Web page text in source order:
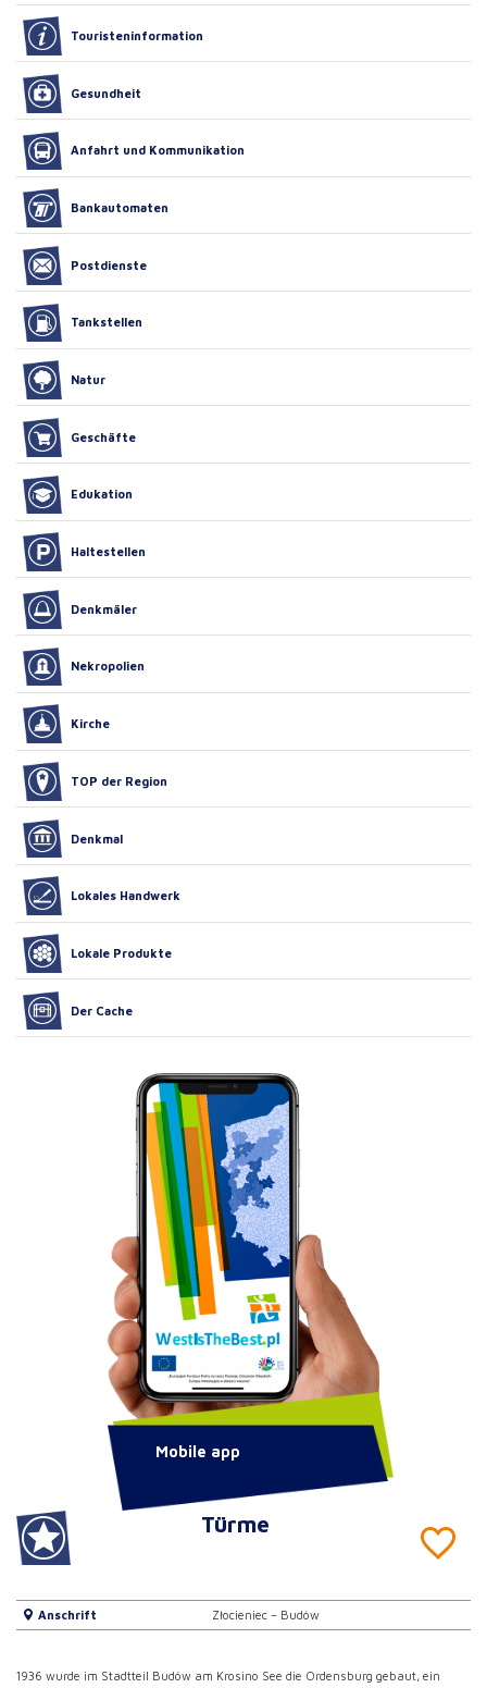
Türme
Anschrift Złocieniec – Budów
1936 wurde im Stadtteil Budów am Krosino See die Ordensburg gebaut, ein
Touristeninformation
Gesundheit
Anfahrt und Kommunikation
Bankautomaten
Postdienste
Tankstellen
Natur
Geschäfte
Edukation
Haltestellen
Denkmäler
Nekropolien
Kirche
TOP der Region
Denkmal
Lokales Handwerk
Lokale Produkte
Der Cache
Mobile app